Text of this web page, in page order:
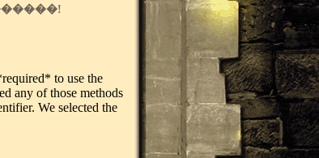
to use the
any of those methods
We selected the